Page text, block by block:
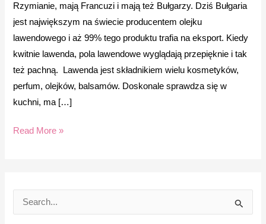
Rzymianie, mają Francuzi i mają też Bułgarzy. Dziś Bułgaria
jest największym na świecie producentem olejku
lawendowego i aż 99% tego produktu trafia na eksport. Kiedy
kwitnie lawenda, pola lawendowe wyglądają przepięknie i tak
też pachną. Lawenda jest składnikiem wielu kosmetyków,
perfum, olejków, balsamów. Doskonale sprawdza się w
kuchni, ma […]
Read More »